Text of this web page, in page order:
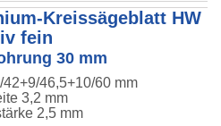
Kreissägeblatt HW
fein
30 mm
46,5+10/60 mm
3,2 mm
2,5 mm